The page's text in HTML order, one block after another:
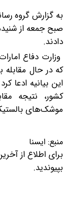
به گزارش گروه
صبح جمعه از
دادند.
وزارت دفاع
که در حال
این بیانیه ادعا
کشور، نتیجه
موشک‌های
منبع: ایسنا
برای اطلاع از
بپیوندید.